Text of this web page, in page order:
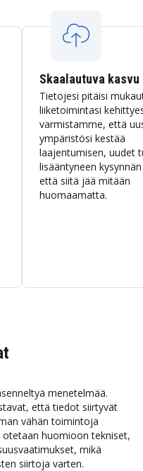
Skaalautuva kasvu
Tietojesi pitäisi
liiketoimintasi
varmistamme, että
ympäristösi kestää
laajentumisen, uudet
lisääntyneen
että siitä jää mitään
huomaamatta.
menetelmää.
että tiedot siirtyvät
vähän toimintoja
otetaan huomioon tekniset,
mikä
siirtoja varten.